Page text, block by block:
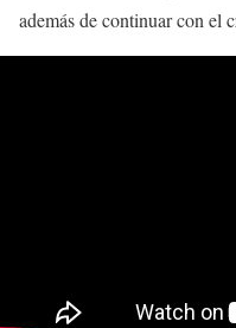
además de continuar con el